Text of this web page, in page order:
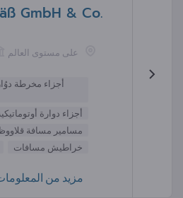
GmbH & Co.
على مستوى العالم
أجزاء مخرطة
أجزاء دوارة
مسامير مسافة
خراطيش مسافات
مزيد من